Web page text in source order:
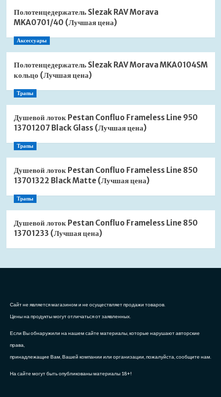
Полотенцедержатель Slezak RAV Morava
MKA0701/40 (Лучшая цена)
Аксессуары
Полотенцедержатель Slezak RAV Morava MKA0104SM
кольцо (Лучшая цена)
Трапы
Душевой лоток Pestan Confluo Frameless Line 950
13701207 Black Glass (Лучшая цена)
Трапы
Душевой лоток Pestan Confluo Frameless Line 850
13701322 Black Matte (Лучшая цена)
Трапы
Душевой лоток Pestan Confluo Frameless Line 850
13701233 (Лучшая цена)
Сайт не является магазином и не осуществляет продажи товаров.
Цены на продукты могут отличаться от заявленных.
Если Вы обнаружили на нашем сайте материалы, которые нарушают авторские
права,
принадлежащие Вам, Вашей компании или организации, пожалуйста, сообщите нам.
На сайте могут быть опубликованы материалы 18+!